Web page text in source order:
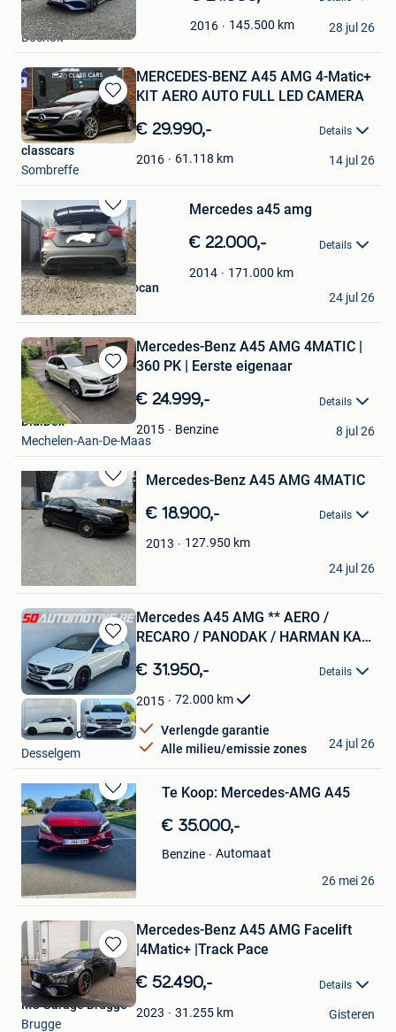
in
Mijn
Favorieten
2016 145.500 km
Davy
Bocholt
28 jul 26
Bewaren
in
Mijn
Favorieten
MERCEDES-BENZ A45 AMG 4-Matic+
KIT AERO AUTO FULL LED CAMERA
€ 29.990,- Details
2016 61.118 km
classcars
Sombreffe
14 jul 26
Bewaren
in
Mijn
Favorieten
Mercedes a45 amg
€ 22.000,- Details
2014 171.000 km
Df Autonet Dimitri Focan
Ciney
24 jul 26
Bewaren
in
Mijn
Favorieten
Mercedes-Benz A45 AMG 4MATIC |
360 PK | Eerste eigenaar
€ 24.999,- Details
2015 Benzine
DidiDex
Mechelen-Aan-De-Maas
8 jul 26
Bewaren
in
Mijn
Favorieten
Mercedes-Benz A45 AMG 4MATIC
€ 18.900,- Details
2013 127.950 km
Leon
Poperinge
24 jul 26
Bewaren
in
Mijn
Favorieten
Mercedes A45 AMG ** AERO /
RECARO / PANODAK / HARMAN KAR
€ 31.950,- Details
2015 72.000 km
Verlengde garantie
Alle milieu/emissie zones
SD Automotive
Desselgem
24 jul 26
Bewaren
in
Mijn
Favorieten
Te Koop: Mercedes-AMG A45
€ 35.000,-
Benzine
Automaat
ingrid
Alken
26 mei 26
Bewaren
in
Mijn
Favorieten
Mercedes-Benz A45 AMG Facelift
|4Matic+ |Track Pace
€ 52.490,- Details
2023 31.255 km
MC Garage Brugge
Brugge
Gisteren